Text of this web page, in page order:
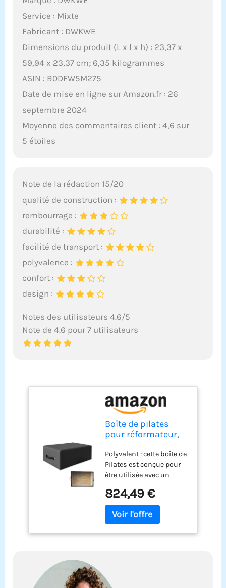
Service : Mixte
Fabricant : DWKWE
Dimensions du produit (L x l x h) : 23,37 x
59,94 x 23,37 cm; 6,35 kilogrammes
ASIN : B0DFW5M275
Date de mise en ligne sur Amazon.fr : 26
septembre 2024
Moyenne des commentaires client : 4,6 sur
5 étoiles
Note de la rédaction 15/20
qualité de construction :
rembourrage :
durabilité :
facilité de transport :
polyvalence :
confort :
design :
Notes des utilisateurs 4.6/5
Note de 4.6 pour 7 utilisateurs
Boîte de pilates
pour réformateur,
pilates
Polyvalent : cette boîte de
Pilates est conçue pour
être utilisée avec un
stabilité et un soutien
supplémentaires
pendant les exercices.
Hauteur réglable : permet
824,49 €